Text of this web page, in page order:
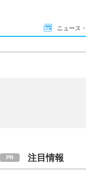
ニュース
注目情報